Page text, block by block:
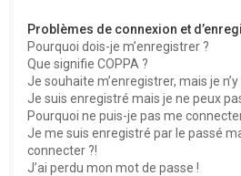
Problèmes de connexion et
Pourquoi dois-je m’enregistrer ?
Que signifie COPPA ?
Je souhaite m’enregistrer, mais je
Je suis enregistré mais je ne peux
Pourquoi ne puis-je pas me
Je me suis enregistré par le passé
connecter ?!
J’ai perdu mon mot de passe !